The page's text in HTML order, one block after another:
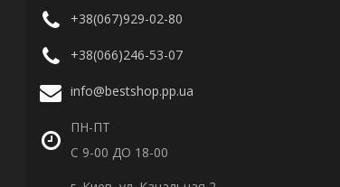
+38(067)929-02-80
+38(066)246-53-07
info@bestshop.pp.ua
ПН-ПТ
С 9-00 ДО 18-00